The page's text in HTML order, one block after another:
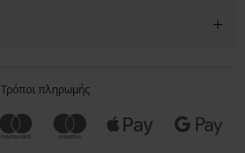
Τρόποι πληρωμής